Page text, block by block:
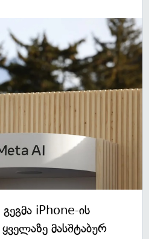
iPhone-ის
მასშტაბურ